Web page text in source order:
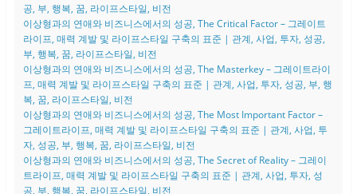
공, 부, 행복, 꿈, 라이프스타일, 비전
이상형과의 연애와 비즈니스에서의 성공, The Critical Factor – 그레이트
라이프, 매력 계발 및 라이프스타일 구축의 표준 | 관계, 사업, 투자, 성공,
부, 행복, 꿈, 라이프스타일, 비전
이상형과의 연애와 비즈니스에서의 성공, The Masterkey – 그레이트라이
프, 매력 계발 및 라이프스타일 구축의 표준 | 관계, 사업, 투자, 성공, 부, 행
복, 꿈, 라이프스타일, 비전
이상형과의 연애와 비즈니스에서의 성공, The Most Important Factor –
그레이트라이프, 매력 계발 및 라이프스타일 구축의 표준 | 관계, 사업, 투
자, 성공, 부, 행복, 꿈, 라이프스타일, 비전
이상형과의 연애와 비즈니스에서의 성공, The Secret of Reality – 그레이
트라이프, 매력 계발 및 라이프스타일 구축의 표준 | 관계, 사업, 투자, 성
공, 부, 행복, 꿈, 라이프스타일, 비전